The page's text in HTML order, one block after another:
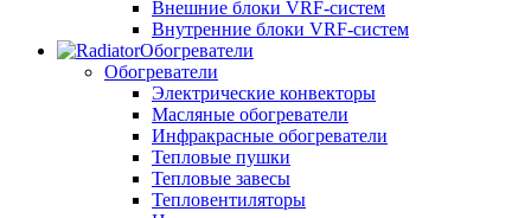
Внешние блоки VRF-систем
Внутренние блоки VRF-систем
Обогреватели
Обогреватели
Электрические конвекторы
Масляные обогреватели
Инфракрасные обогреватели
Тепловые пушки
Тепловые завесы
Тепловентиляторы